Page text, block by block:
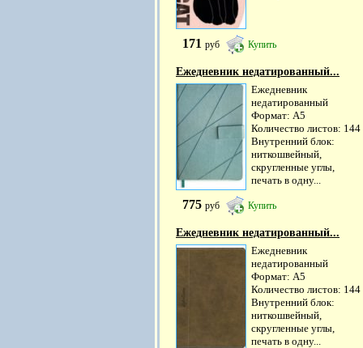
171 руб Купить
Ежедневник недатированный...
Ежедневник
недатированный
Формат: А5
Количество листов: 144
Внутренний блок:
ниткошвейный,
скругленные углы,
печать в одну...
775 руб Купить
Ежедневник недатированный...
Ежедневник
недатированный
Формат: А5
Количество листов: 144
Внутренний блок:
ниткошвейный,
скругленные углы,
печать в одну...